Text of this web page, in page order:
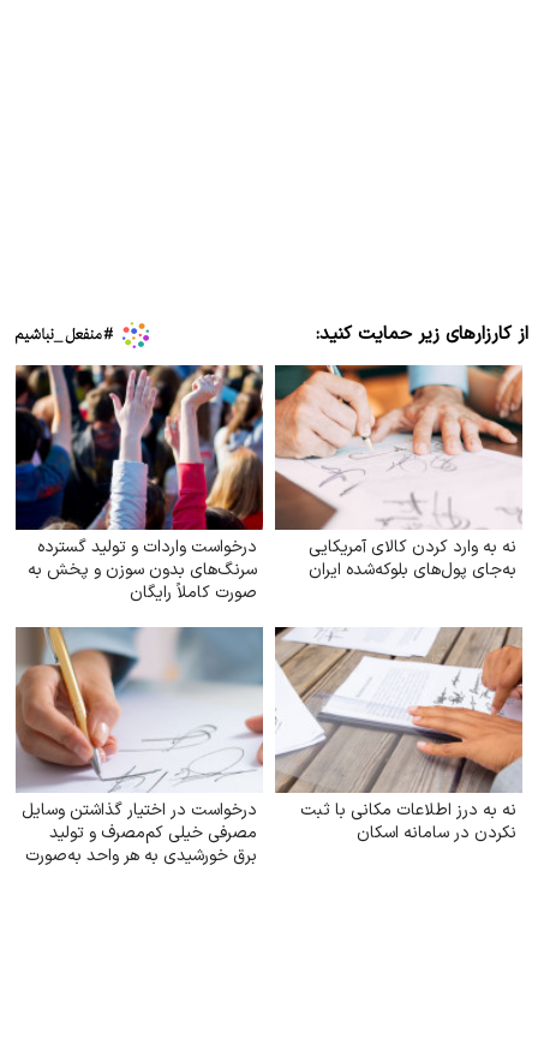
از کارزارهای زیر حمایت کنید:
نه به وارد کردن کالای آمریکایی
به‌جای پول‌های بلوکه‌شده ایران
درخواست واردات و تولید گسترده
سرنگ‌های بدون سوزن و پخش به
صورت کاملاً رایگان
نه به درز اطلاعات مکانی با ثبت
نکردن در سامانه اسکان
درخواست در اختیار گذاشتن وسایل
مصرفی خیلی کم‌مصرف و تولید
برق خورشیدی به هر واحد به‌صورت